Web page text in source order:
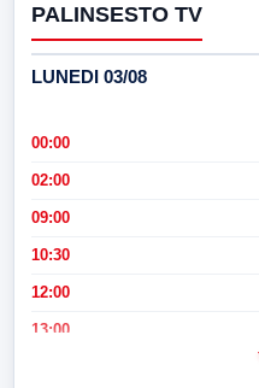
PALINSESTO TV
LUNEDI 03/08
00:00
02:00
09:00
10:30
12:00
13:00